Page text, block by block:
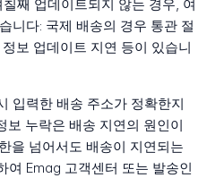
째 업데이트되지 않는 경우, 여
니다: 국제 배송의 경우 통관 절
보 업데이트 지연 등이 있습니
입력한 배송 주소가 정확한지
보 누락은 배송 지연의 원인이
을 넘어서도 배송이 지연되는
여 Emag 고객센터 또는 발송인